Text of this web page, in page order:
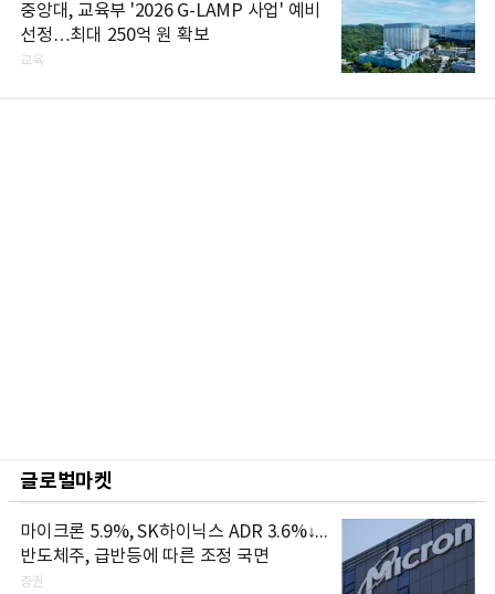
중앙대, 교육부 '2026 G-LAMP 사업' 예비
선정…최대 250억 원 확보
교육
글로벌마켓
마이크론 5.9%, SK하이닉스 ADR 3.6%↓...
반도체주, 급반등에 따른 조정 국면
증권